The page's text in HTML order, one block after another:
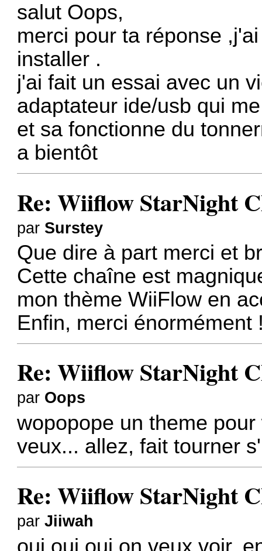
salut Oops,
merci pour ta réponse
installer .
j'ai fait un essai avec un
adaptateur ide/usb qui
et sa fonctionne du
a bientôt
Re: Wiiflow StarNight
par Surstey
Que dire à part merci et
Cette chaîne est
mon thème WiiFlow en
Enfin, merci
Re: Wiiflow StarNight
par Oops
wopopope un theme
veux... allez, fait tourner
Re: Wiiflow StarNight
parJiiwah
oui oui oui on veux voir,